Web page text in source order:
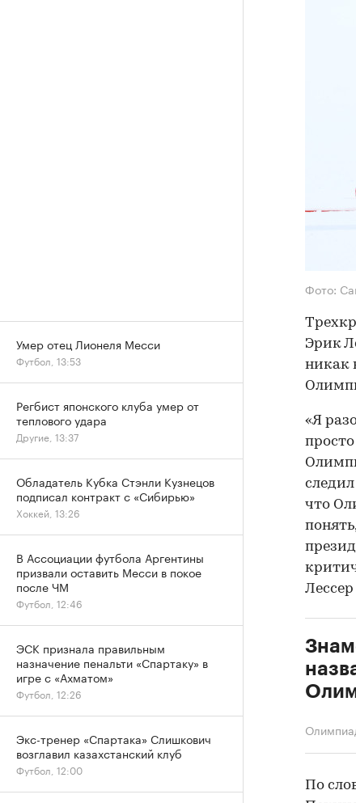
Фото:
Эрик
никак
«Я
что
По
Умер отец Лионеля Месси
Футбол, 13:53
Регбист японского клуба умер от
теплового удара
Другие, 13:37
Обладатель Кубка Стэнли Кузнецов
подписал контракт с «Сибирью»
Хоккей, 13:26
В Ассоциации футбола Аргентины
призвали оставить Месси в покое
после ЧМ
Футбол, 12:46
ЭСК признала правильным
назначение пенальти «Спартаку» в
игре с «Ахматом»
Футбол, 12:26
Экс-тренер «Спартака» Слишкович
возглавил казахстанский клуб
Футбол, 12:00